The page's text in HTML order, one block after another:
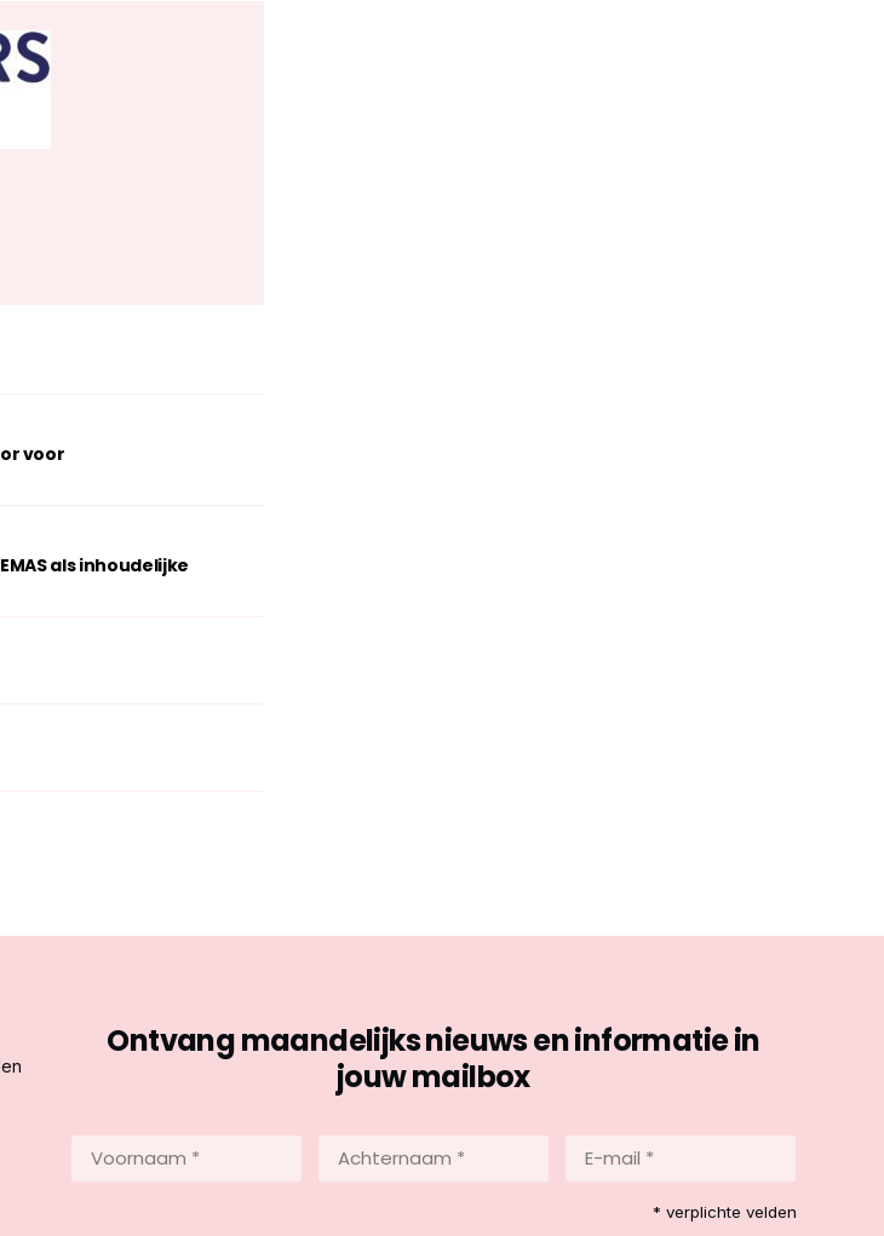
voor
als inhoudelijke
Ontvang maandelijks nieuws en informatie in
jouw mailbox
Achternaam
mail
* verplichte velden